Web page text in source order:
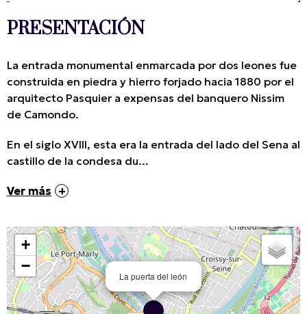
PRESENTACIÓN
La entrada monumental enmarcada por dos leones fue
construida en piedra y hierro forjado hacia 1880 por el
arquitecto Pasquier a expensas del banquero Nissim
de Camondo.
En el siglo XVIII, esta era la entrada del lado del Sena al
castillo de la condesa du...
Ver más
La puerta del león
+
−